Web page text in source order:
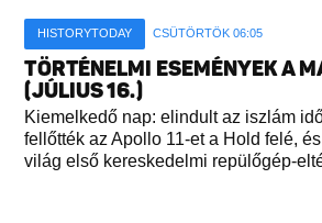
HISTORYTODAY CSÜTÖRTÖK 06:05
TÖRTÉNELMI ESEMÉNYEK A
(JÚLIUS 16.)
Kiemelkedő nap: elindult az iszlám
fellőtték az Apollo 11-et a Hold felé,
világ első kereskedelmi repülőgép-